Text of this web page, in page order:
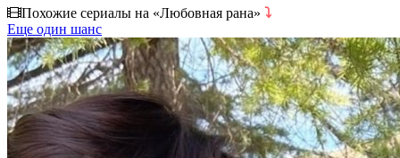
Похожие сериалы на «Любовная рана» ⤵
Еще один шанс